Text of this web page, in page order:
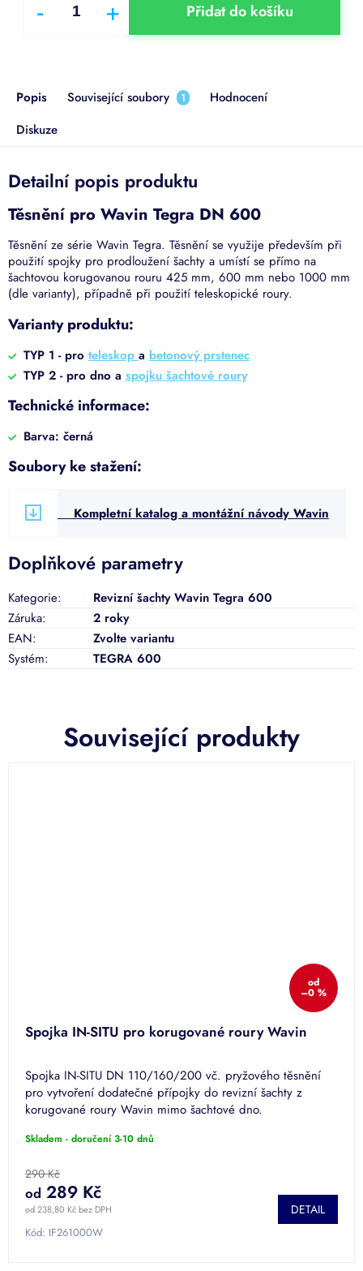
Přidat do košíku
Související produkty
od
–0 %
Spojka IN-SITU pro korugované roury Wavin
Spojka IN-SITU DN 110/160/200 vč. pryžového těsnění
pro vytvoření dodatečné přípojky do revizní šachty z
korugované roury Wavin mimo šachtové dno.
Skladem - doručení 3-10 dnů
290 Kč
od 238,80 Kč bez DPH
od 289 Kč
DETAIL
Kód: IF261000W
Popis Související soubory 1
Hodnocení
Diskuze
Detailní popis produktu
Těsnění pro Wavin Tegra DN 600
Těsnění ze série Wavin Tegra. Těsnění se využije především při
použití spojky pro prodloužení šachty a umístí se přímo na
šachtovou korugovanou rouru 425 mm, 600 mm nebo 1000 mm
(dle varianty), případně při použití teleskopické roury.
Varianty produktu:
TYP 1 - pro teleskop a betonový prstenec
TYP 2 - pro dno a spojku šachtové roury
Technické informace:
Barva: černá
Soubory ke stažení:
Kompletní katalog a montážní návody Wavin
Doplňkové parametry
Kategorie:
Revizní šachty Wavin Tegra 600
Záruka:
2 roky
EAN:
Zvolte variantu
Systém: TEGRA 600